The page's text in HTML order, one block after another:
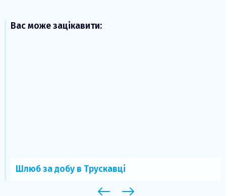
Вас може зацікавити:
Шлюб за добу в Трускавці